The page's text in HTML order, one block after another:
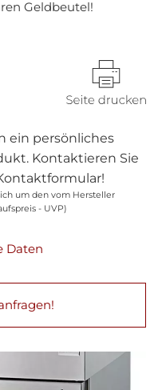
Geldbeutel!
ein persönliches
Kontaktieren Sie
um den vom Hersteller
- UVP)
Daten